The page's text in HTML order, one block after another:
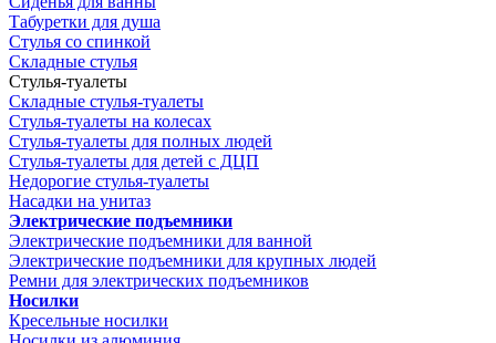
Табуретки для душа
Стулья со спинкой
Складные стулья
Стулья-туалеты
Складные стулья-туалеты
Стулья-туалеты на колесах
Стулья-туалеты для полных людей
Стулья-туалеты для детей с ДЦП
Недорогие стулья-туалеты
Насадки на унитаз
Электрические подъемники
Электрические подъемники для ванной
Электрические подъемники для крупных людей
Ремни для электрических подъемников
Носилки
Кресельные носилки